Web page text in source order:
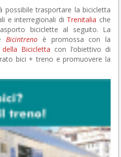
possibile trasportare la bicicletta
e interregionali di Trenitalia che
biciclette al seguito. La
Bicintreno è promossa con la
Bicicletta con l’obiettivo di
bici + treno e promuovere la